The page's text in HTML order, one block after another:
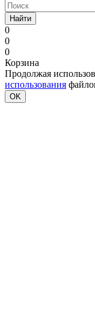
Найти
0
0
0
Корзина
Продолжая
использования
OK